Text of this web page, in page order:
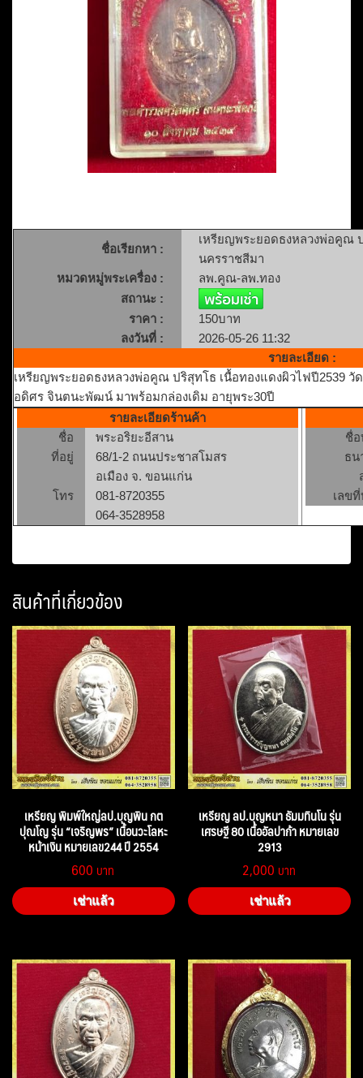
ชื่อเรียกหา :
เหรียญพระยอดธงหลวงพ่อคูณ
นครราชสีมา
หมวดหมู่พระเครื่อง :
ลพ.คูณ-ลพ.ทอง
สถานะ :
ราคา :
150บาท
ลงวันที่ :
2026-05-26 11:32
รายละเอียด :
เหรียญพระยอดธงหลวงพ่อคูณ ปริสุทโธ เนื้อทองแดงผิวไฟปี2539 วั
อดิศร จินตนะพัฒน์ มาพร้อมกล่องเดิม อายุพระ30ปี
รายละเอียดร้านค้า
ชื่อ
พระอริยะอีสาน
ที่อยู่
68/1-2 ถนนประชาสโมสร
อเมือง จ. ขอนแก่น
โทร
081-8720355
064-3528958
ชื่
ธน
เลข
สินค้าที่เกี่ยวข้อง
เหรียญ พิมพ์ใหญ่ลป.บุญพิน กต
ปุณโญ รุ่น “เจริญพร” เนื้อนวะโลหะ
หน้าเงิน หมายเลข244 ปี 2554
600
เช่าแล้ว
เหรียญ ลป.บุญหนา ธัมมทินโน รุ่น
เศรษฐี 80 เนื้ออัลปาก้า หมายเลข
2913
2,000
เช่าแล้ว